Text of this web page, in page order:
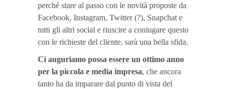
perché stare al passo con le novità proposte da
Facebook, Instagram, Twitter (?), Snapchat e
tutti gli altri social e riuscire a coniugare questo
con le richieste del cliente, sarà una bella sfida.
Ci auguriamo possa essere un ottimo anno
per la piccola e media impresa, che ancora
tanto ha da imparare dal punto di vista del